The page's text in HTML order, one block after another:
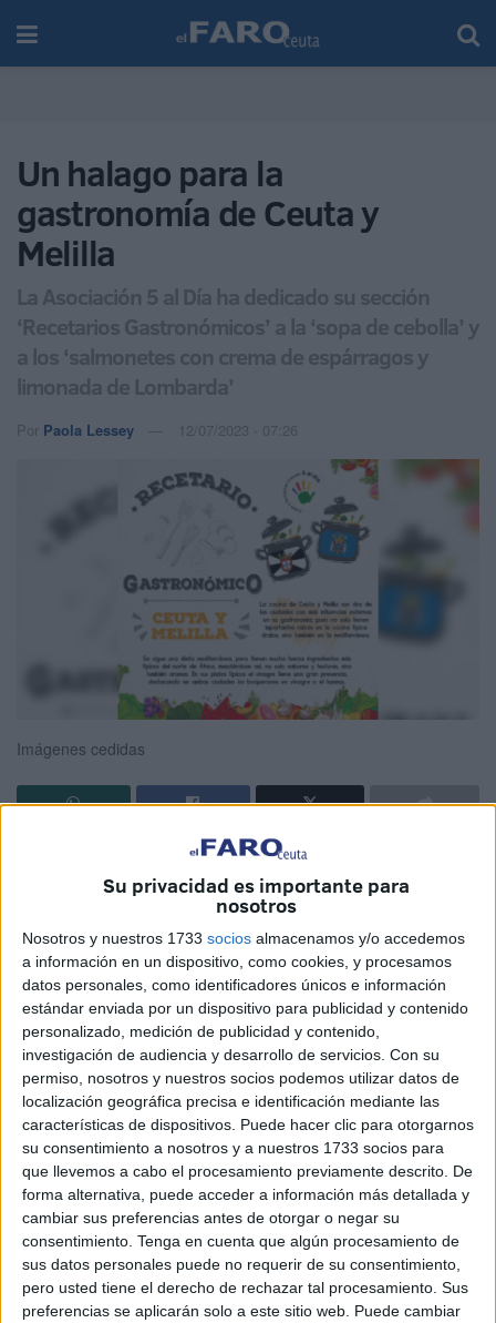
Su privacidad es importante para
nosotros
Nosotros y nuestros 1733 socios almacenamos y/o accedemos
a información en un dispositivo, como cookies, y procesamos
datos personales, como identificadores únicos e información
estándar enviada por un dispositivo para publicidad y contenido
personalizado, medición de publicidad y contenido,
investigación de audiencia y desarrollo de servicios. Con su
permiso, nosotros y nuestros socios podemos utilizar datos de
localización geográfica precisa e identificación mediante las
características de dispositivos. Puede hacer clic para otorgarnos
su consentimiento a nosotros y a nuestros 1733 socios para
que llevemos a cabo el procesamiento previamente descrito. De
forma alternativa, puede acceder a información más detallada y
cambiar sus preferencias antes de otorgar o negar su
consentimiento. Tenga en cuenta que algún procesamiento de
sus datos personales puede no requerir de su consentimiento,
pero usted tiene el derecho de rechazar tal procesamiento. Sus
preferencias se aplicarán solo a este sitio web. Puede cambiar
Un halago para la
gastronomía de Ceuta y
Melilla
La Asociación 5 al Día ha dedicado su sección
‘Recetarios Gastronómicos’ a la ‘sopa de cebolla’ y
a los ‘salmonetes con crema de espárragos y
limonada de Lombarda’
Por Paola Lessey 12/07/2023 - 07:26
Imágenes cedidas
influenciada por el Mediterráneo y la cocina
árabe heredando ingrediente del norte de África dando un
delicioso sabor y textura a sus platos”. Así ha descrito la
Asociación 5 al Día la comida de la que se puede disfrutar
en Ceuta yMelilla.
Esta asociación sin ánimos de lucro cuyo trabajo está
orientado hacia "la promoción del consumo de frutas y
hortalizas y la divulgación de sus efectos beneficiosos
sobre la salud” ha querido dedicar este miércoles 12 de
julio su sección de ‘Recetarios Gastronómicos’ a las dos
ciudades autónomas.